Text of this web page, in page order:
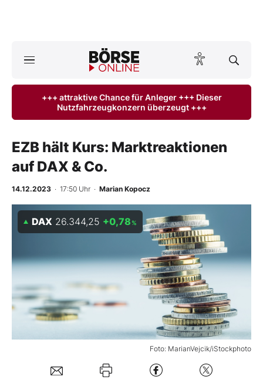
Anlageprodukte
Finanz-Check
Abo & Shop
Experten
Mein B:O
Mein Konto
Kontakt
+++ attraktive Chance für Anleger +++ Dieser
Nutzfahrzeugkonzern überzeugt +++
EZB hält Kurs: Marktreaktionen
auf DAX & Co.
14.12.2023 · 17:50 Uhr · Marian Kopocz
Foto: MarianVejcik/iStockphoto
DAX 26.344,25 +0,78 %